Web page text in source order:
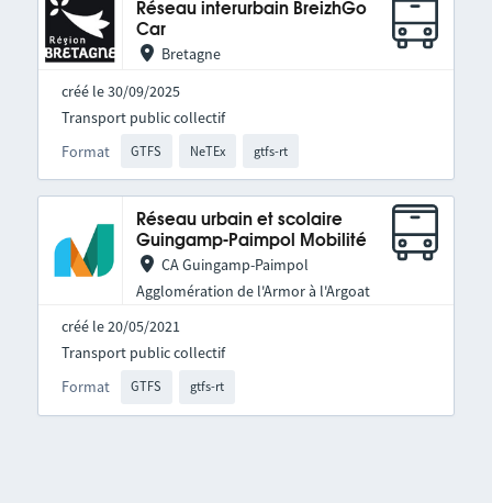
Réseau interurbain BreizhGo
Car
Bretagne
créé le 30/09/2025
Format GTFS NeTEx gtfs-rt
Transport public collectif
Réseau urbain et scolaire
Guingamp-Paimpol Mobilité
CA Guingamp-Paimpol
Agglomération de l'Armor à l'Argoat
créé le 20/05/2021
Format GTFS gtfs-rt
Transport public collectif